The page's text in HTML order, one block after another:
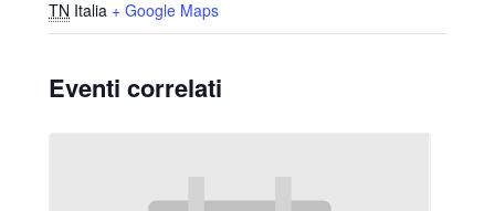
TN Italia + Google Maps
Eventi correlati